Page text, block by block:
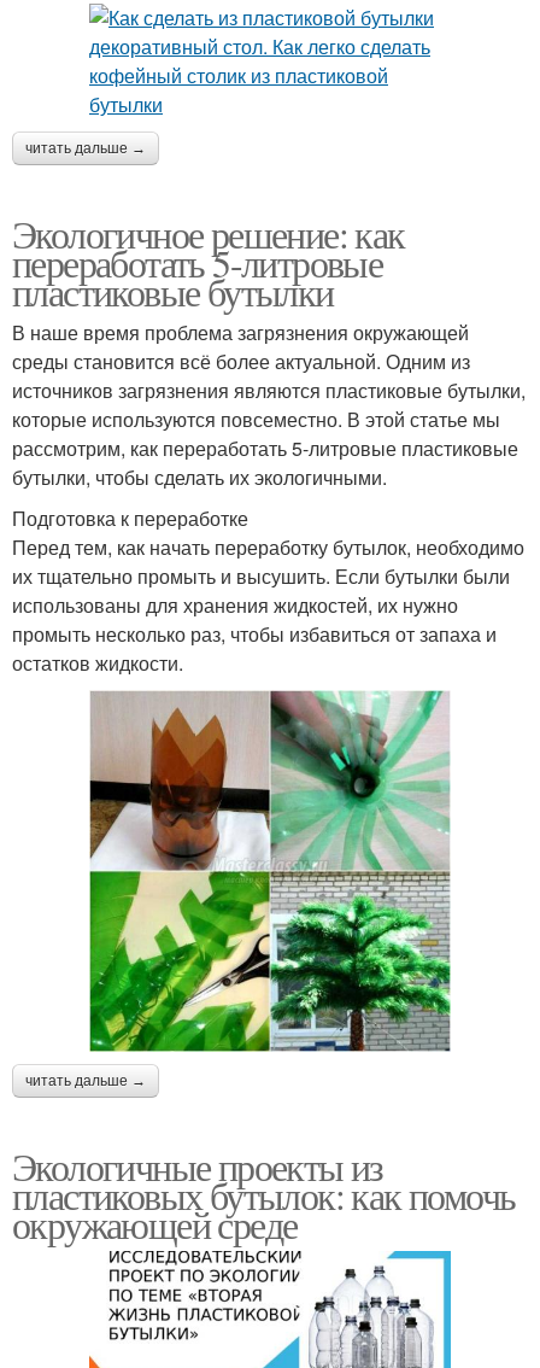
читать дальше →
Экологичное решение: как
переработать 5-литровые
пластиковые бутылки
В наше время проблема загрязнения окружающей
среды становится всё более актуальной. Одним из
источников загрязнения являются пластиковые бутылки,
которые используются повсеместно. В этой статье мы
рассмотрим, как переработать 5-литровые пластиковые
бутылки, чтобы сделать их экологичными.
Подготовка к переработке
Перед тем, как начать переработку бутылок, необходимо
их тщательно промыть и высушить. Если бутылки были
использованы для хранения жидкостей, их нужно
промыть несколько раз, чтобы избавиться от запаха и
остатков жидкости.
читать дальше →
Экологичные проекты из
пластиковых бутылок: как помочь
окружающей среде